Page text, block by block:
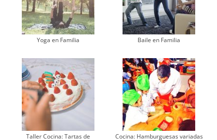
Yoga en Familia Baile en Familia
Taller Cocina: Tartas de
Cocina: Hamburguesas variadas